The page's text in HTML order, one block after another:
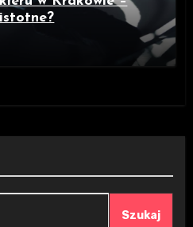
Szukaj